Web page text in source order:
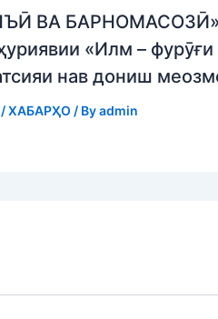
ВА БАРНОМАСОЗӢ».
«Илм – фурӯғи
нав дониш
/ХАБАРҲО / Byadmin